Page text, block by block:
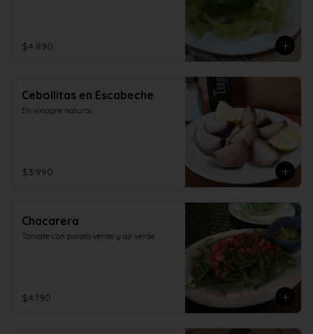
$4.890
Cebollitas en Escabeche
En vinagre natural
$3.990
Chacarera
Tomate con poroto verde y ají verde
$4.190